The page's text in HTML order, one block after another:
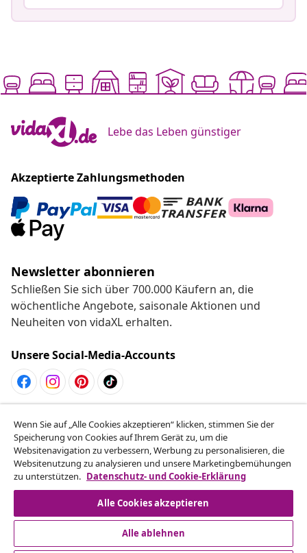
Lebe das Leben günstiger
Akzeptierte Zahlungsmethoden
Newsletter abonnieren
Schließen Sie sich über 700.000 Käufern an, die
wöchentliche Angebote, saisonale Aktionen und
Neuheiten von vidaXL erhalten.
Unsere Social-Media-Accounts
Vom Vertrag zurücktreten
Reiche einen Widerrufsantrag für deine Bestellung
ein.
Vom Vertrag zurücktreten
Wenn Sie auf „Alle Cookies akzeptieren“ klicken, stimmen Sie der
Speicherung von Cookies auf Ihrem Gerät zu, um die
Websitenavigation zu verbessern, Werbung zu personalisieren, die
Websitenutzung zu analysieren und unsere Marketingbemühungen
zu unterstützen. Datenschutz- und Cookie-Erklärung
Alle Cookies akzeptieren
Alle ablehnen